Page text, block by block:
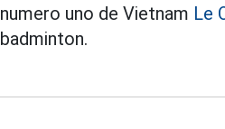
numero uno de Vietnam Le
badminton.